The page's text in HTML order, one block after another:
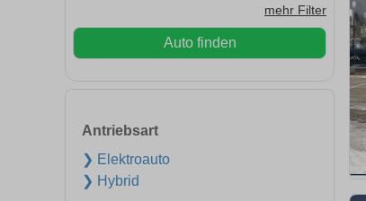
mehr Filter
Auto finden
Antriebsart
❯ Elektroauto
❯ Hybrid